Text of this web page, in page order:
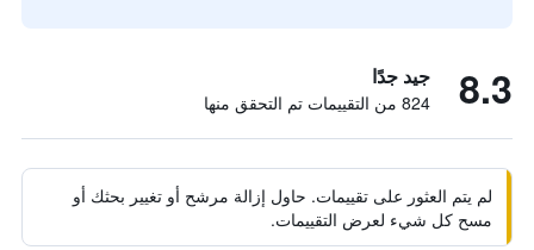
8.3 جيد جدًا
824 من التقييمات تم التحقق منها
لم يتم العثور على تقييمات. حاول إزالة مرشح أو تغيير بحثك أو
مسح كل شيء لعرض التقييمات.